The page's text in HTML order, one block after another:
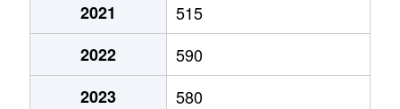
2021
515
2022
590
2023
580